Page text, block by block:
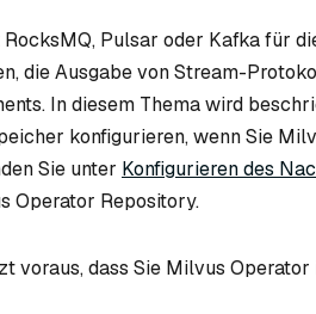
Pulsar oder Kafka für
die Ausgabe von Stream-
In diesem Thema wird
konfigurieren, wenn Sie
Sie unter Konfigurieren des
Operator Repository.
voraus, dass Sie Milvus